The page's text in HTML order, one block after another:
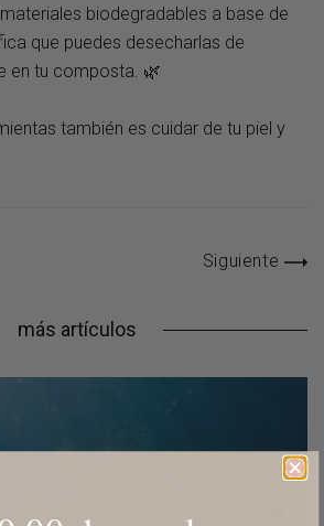
biodegradables a base de
que puedes desecharlas de
en tu composta. 🌿
también es cuidar de tu piel y
Siguiente
más artículos